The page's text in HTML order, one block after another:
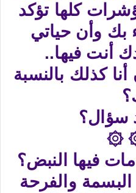
كلها تؤكد
بك وأن حياتي
أنت فيها..
كذلك بالنسبة
سؤال؟
۞
مات فيها النبض؟
البسمة والفرحة